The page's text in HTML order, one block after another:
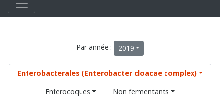
Par année : 2019
Enterobacterales (Enterobacter cloacae complex)
Enterocoques
Non fermentants